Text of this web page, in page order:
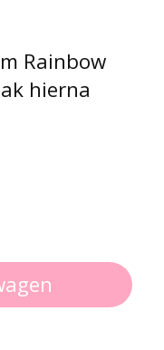
Rainbow
hierna